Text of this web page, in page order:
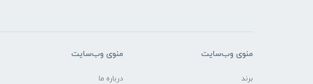
منوی وب‌سایت
برند
منوی وب‌سایت
درباره ما